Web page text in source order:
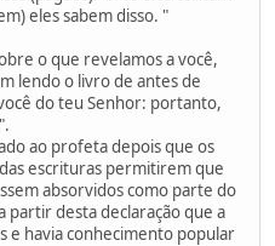
eles sabem disso. "
o que revelamos a você,
lendo o livro de antes de
do teu Senhor: portanto,
ao profeta depois que os
escrituras permitirem que
absorvidos como parte do
desta declaração que a
e havia conhecimento popular